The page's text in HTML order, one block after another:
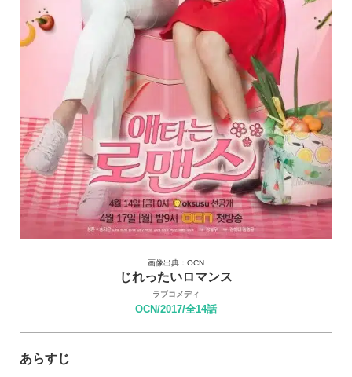
画像出典：OCN
じれったいロマンス
ラブコメディ
OCN/2017/全14話
あらすじ